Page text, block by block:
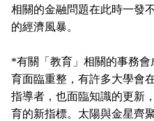
相關的金融問題在此時一發
的經濟風暴。
*有關「教育」相關的事務
育面臨重整，有許多大學會
指導者，也面臨知識的更新
育的新指標。太陽與金星齊